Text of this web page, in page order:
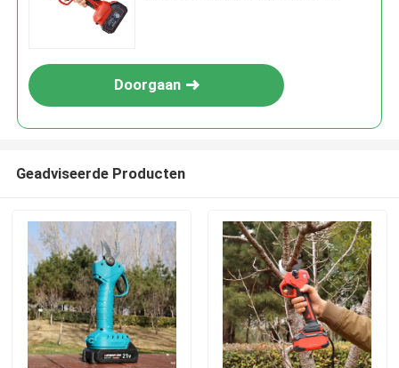
VERZENDEN
Doorgaan
Geadviseerde Producten